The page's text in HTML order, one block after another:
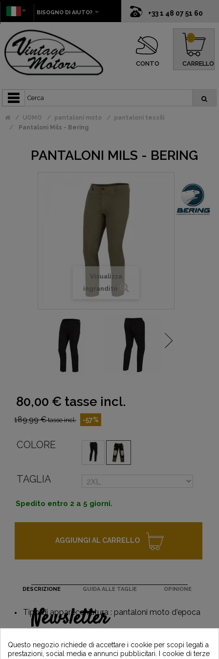
+33 1 48 07 51 60
BISOGNO DI AIUTO?
CONTO CARRELLO
0
UOMO pantaloni moto
pantaloni tessili
Pantaloni Mils - Bering
PANTALONI MILS - BERING
Visualizza
ingrandito
80,00 € tasse incl.
189,99 €tasse incl. -57%
COLORE
TAGLIA
Spedito entro 2 a 5 giorni.
AGGIUNGI AL CARRELLO
DESCRIZIONE GUIDA ALLE TAGLIE OPINIONE
Tipo di apparecchiatura : pantaloni moto d'epoca
Newsletter
iscrivendoti e resta informato sulle ultime
notizie di Vintage Motors
Questo negozio richiede di accettare i cookie per scopi legati a
prestazioni, social media e annunci pubblicitari. I cookie di terze